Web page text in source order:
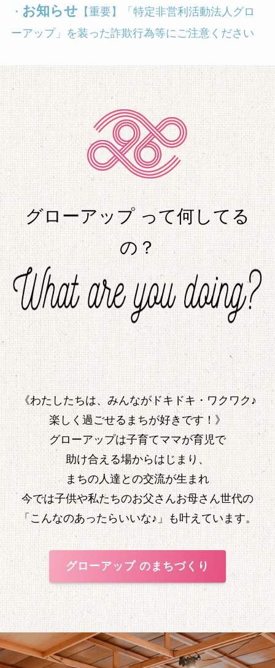
・ お知らせ 【重要】「特定非営利活動法人グロ
ーアップ」を装った詐欺行為等にご注意ください
グローアップ って何してる
の？
《わたしたちは、みんながドキドキ・ワクワク♪
楽しく過ごせるまちが好きです！》
グローアップは子育てママが育児で
助け合える場からはじまり、
まちの人達との交流が生まれ
今では子供や私たちのお父さんお母さん世代の
「こんなのあったらいいな♪」も叶えています。
グローアップ のまちづくり